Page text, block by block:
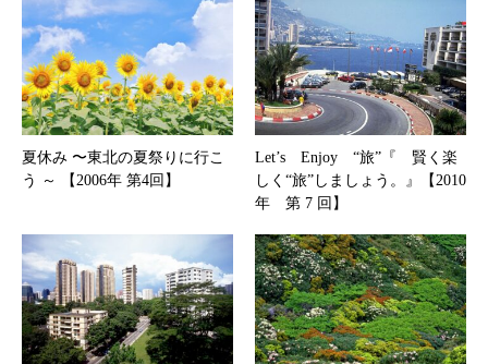
夏休み 〜東北の夏祭りに行こ
う ～ 【2006年 第4回】
Let’s Enjoy “旅”『 賢く楽
しく“旅”しましょう。』【2010
年 第 7 回】